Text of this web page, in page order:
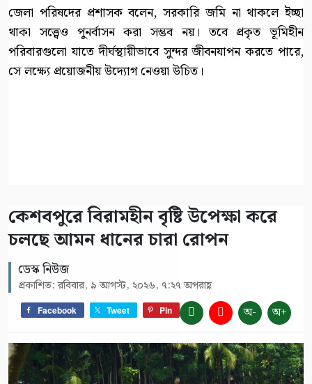
জেলা পরিষদের প্রশাসক বলেন, সরকারি জমি না থাকলে ইচ্ছা
থাকা সত্ত্বেও পুনর্বাসন করা সম্ভব নয়। তবে প্রকৃত ভূমিহীন
পরিবারগুলো যাতে দীর্ঘস্থায়ীভাবে সুন্দর জীবনযাপন করতে পারে,
সে লক্ষ্যে প্রয়োজনীয় উদ্যোগ নেওয়া উচিত।
কেশবপুরে বিরামহীন বৃষ্টি উপেক্ষা করে
চলছে আমন ধানের চারা রোপন
ডেস্ক নিউজ
প্রকাশিত: রবিবার, ৯ আগস্ট, ২০২৬, ৭:২৭ অপরাহ্ণ
Facebook Tweet Pin অ- অ+